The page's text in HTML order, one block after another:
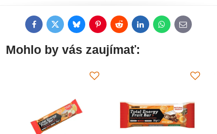
FacebookTwitterBlueskyPinterestReddit LinkedInWhatsApp
E-
mail
Mohlo by vás zaujímať: